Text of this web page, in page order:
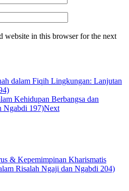
website in this browser for the next
dalam Fiqih Lingkungan: Lanjutan
Kehidupan Berbangsa dan
Ngabdi 197)Next
& Kepemimpinan Kharismatis
Risalah Ngaji dan Ngabdi 204)